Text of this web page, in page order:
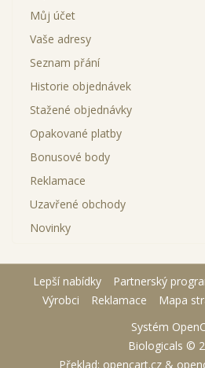
Můj účet
Vaše adresy
Seznam přání
Historie objednávek
Stažené objednávky
Opakované platby
Bonusové body
Reklamace
Uzavřené obchody
Novinky
Lepší nabídky Partnerský
Výrobci
Reklamace Mapa
Systém
Biologicals ©
Překlad: opencart.cz &